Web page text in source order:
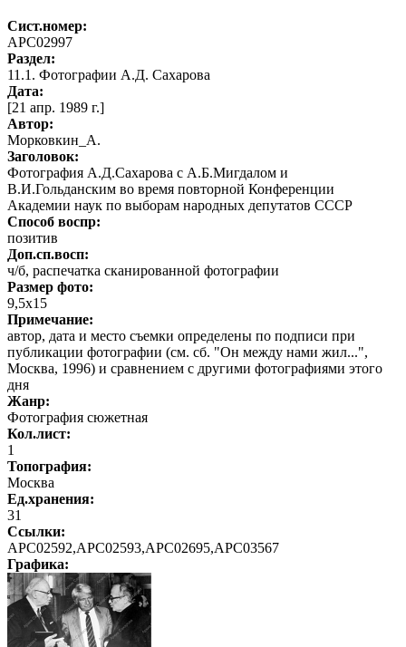
Сист.номер:
АРС02997
Раздел:
11.1. Фотографии А.Д. Сахарова
Дата:
[21 апр. 1989 г.]
Автор:
Морковкин_А.
Заголовок:
Фотография А.Д.Сахарова с А.Б.Мигдалом и
В.И.Гольданским во время повторной Конференции
Академии наук по выборам народных депутатов СССР
Способ воспр:
позитив
Доп.сп.восп:
ч/б, распечатка сканированной фотографии
Размер фото:
9,5х15
Примечание:
автор, дата и место съемки определены по подписи при
публикации фотографии (см. сб. "Он между нами жил...",
Москва, 1996) и сравнением с другими фотографиями этого
дня
Жанр:
Фотография сюжетная
Кол.лист:
1
Топография:
Москва
Ед.хранения:
31
Ссылки:
АРС02592,АРС02593,АРС02695,АРС03567
Графика: